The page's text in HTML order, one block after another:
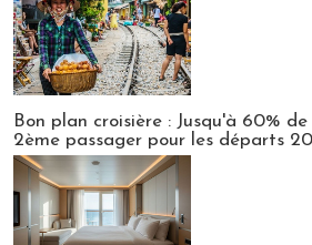
Bon plan croisière : Jusqu'à 60%
2ème passager pour les départs